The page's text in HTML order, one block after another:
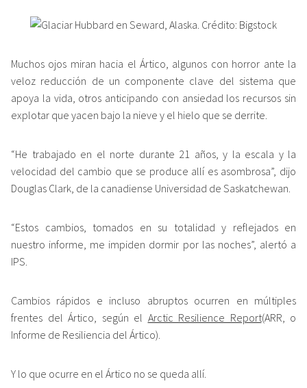
Muchos ojos miran hacia el Ártico, algunos con horror ante la
veloz reducción de un componente clave del sistema que
apoya la vida, otros anticipando con ansiedad los recursos sin
explotar que yacen bajo la nieve y el hielo que se derrite.
“He trabajado en el norte durante 21 años, y la escala y la
velocidad del cambio que se produce allí es asombrosa”, dijo
Douglas Clark, de la canadiense Universidad de Saskatchewan.
“Estos cambios, tomados en su totalidad y reflejados en
nuestro informe, me impiden dormir por las noches”, alertó a
IPS.
Cambios rápidos e incluso abruptos ocurren en múltiples
frentes del Ártico, según el Arctic Resilience Report(ARR, o
Informe de Resiliencia del Ártico).
Y lo que ocurre en el Ártico no se queda allí.